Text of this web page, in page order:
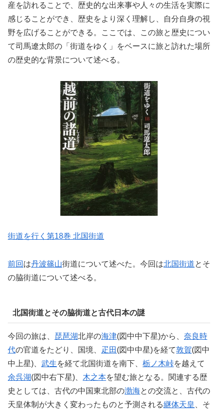
産を訪れることで、歴史的な出来事や人々の生活を実際に
感じることができ、歴史をより深く理解し、自分自身の視
野を広げることができる。ここでは、この旅と歴史につい
て司馬遼太郎の 「街道をゆく」をベースに旅と訪れた場所
の歴史的な背景について述べる。
街道を行く第18巻 北国街道
前回 は丹波篠山街道について述べた。今回は北国街道とそ
の脇街道について述べる。
北国街道とその脇街道と古代日本の謎
今回の旅は、 琵琶湖北岸の海津(図中中下星)から、 奈良時
代の官道をたどり、国境、 疋田 (図中中星)を経て敦賀(図中
中上星)、 武生を経て北国街道を南下、 栃ノ木峠を越えて
余呉湖(図中右下星)、 木之本を望む旅となる。関連する歴
史としては、古代の中国東北部の渤海との交流と、古代の
天皇体制が大きく変わったものと予測される継体天皇
、そ